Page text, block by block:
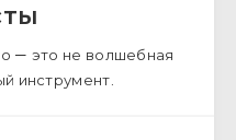
— это не волшебная
инструмент.